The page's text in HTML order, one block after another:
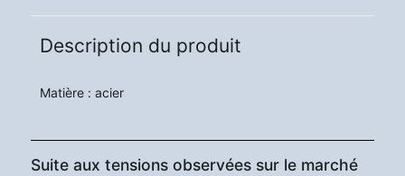
Description du produit
Matière : acier
Suite aux tensions observées sur le marché